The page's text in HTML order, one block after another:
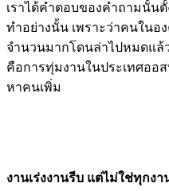
เราได้คำตอบของคำถามนั้นตั้
ทำอย่างนั้น เพราะว่าคนในอ
จำนวนมากโดนล่าไปหมดแล้
คือการทุ่มงานในประเทศออ
หาคนเพิ่ม
งานเร่งงานรีบ แต่ไม่ใช่ทุกงา